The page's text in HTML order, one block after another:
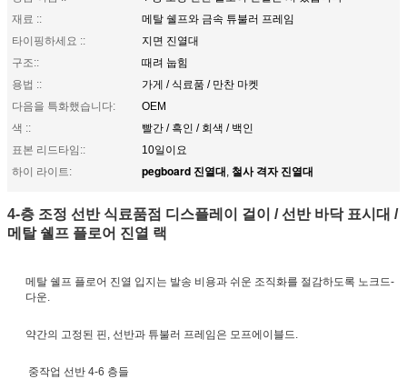
재료 ::
메탈 쉘프와 금속 튜불러 프레임
타이핑하세요 ::
지면 진열대
구조::
때려 눕힘
용법 ::
가게 / 식료품 / 만찬 마켓
다음을 특화했습니다:
OEM
색 ::
빨간 / 흑인 / 회색 / 백인
표본 리드타임::
10일이요
하이 라이트:
pegboard 진열대, 철사 격자 진열대
4-층 조정 선반 식료품점 디스플레이 걸이 / 선반 바닥 표시대 /
메탈 쉘프 플로어 진열 랙
메탈 쉘프 플로어 진열 입지는 발송 비용과 쉬운 조직화를 절감하도록 노크드-
다운.
약간의 고정된 핀, 선반과 튜불러 프레임은 모프에이블드.
중작업 선반 4-6 층들